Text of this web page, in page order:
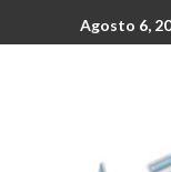
Agosto 6,